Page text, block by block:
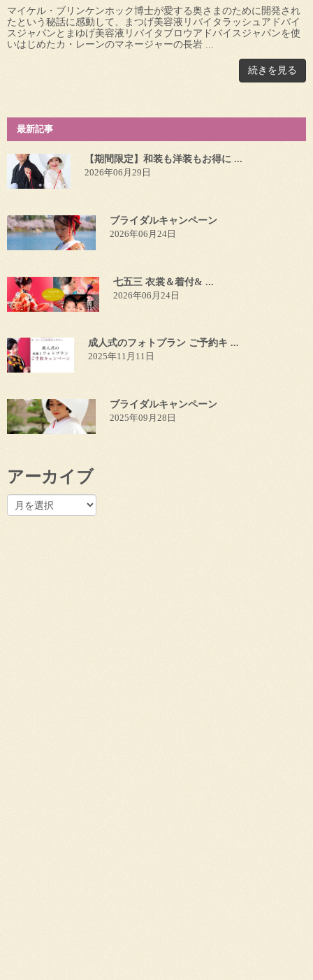
マイケル・ブリンケンホック博士が愛する奥さまのために開発され
たという秘話に感動して、まつげ美容液リバイタラッシュアドバイ
スジャパンとまゆげ美容液リバイタブロウアドバイスジャパンを使
いはじめたカ・レーンのマネージャーの長岩 ...
続きを見る
最新記事
【期間限定】和装も洋装もお得に ...
2026年06月29日
ブライダルキャンペーン
2026年06月24日
七五三 衣裳＆着付& ...
2026年06月24日
成人式のフォトプラン ご予約キ ...
2025年11月11日
ブライダルキャンペーン
2025年09月28日
アーカイブ